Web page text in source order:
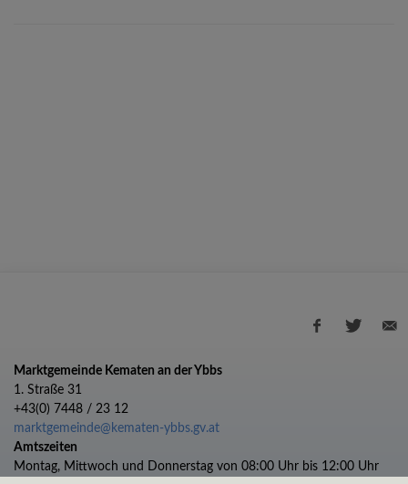
Marktgemeinde Kematen an der Ybbs
1. Straße 31
+43(0) 7448 / 23 12
marktgemeinde@kematen-ybbs.gv.at
Amtszeiten
Montag, Mittwoch und Donnerstag von 08:00 Uhr bis 12:00 Uhr